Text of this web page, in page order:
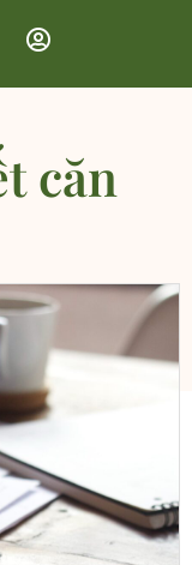
căn